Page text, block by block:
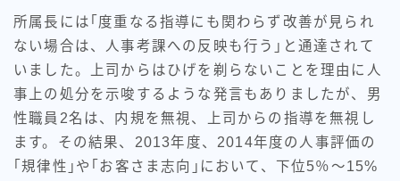
所属長には｢度重なる指導にも関わらず改善が見られ
ない場合は、人事考課への反映も行う｣と通達されて
いました。上司からはひげを剃らないことを理由に人
事上の処分を示唆するような発言もありましたが、男
性職員2名は、内規を無視、上司からの指導を無視し
ます。その結果、2013年度、2014年度の人事評価の
｢規律性｣や｢お客さま志向｣において、下位5％〜15%